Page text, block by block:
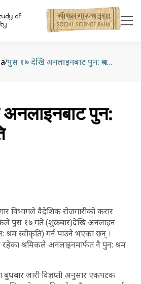
/ पुस १७ देखि अनलाइनबाट पुन: श्रम स्वीकृति
पुन:
विभागले वैदेशिक रोजगारीको करार
पुस १७ गते (शुक्रबार)देखि अनलाइन
श्रम स्वीकृति) गर्न पाउने भएका छन् ।
श्रमिकले अनलाइनमार्फत नै पुन: श्रम
बुधबार जारी विज्ञप्ती अनुसार एकपटक